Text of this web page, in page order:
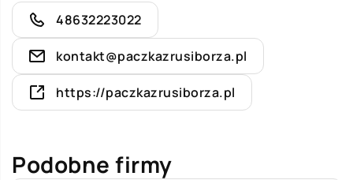
48632223022
kontakt@paczkazrusiborza.pl
https://paczkazrusiborza.pl
Podobne firmy